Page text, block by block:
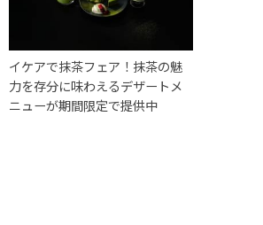
イケアで抹茶フェア！抹茶の魅
力を存分に味わえるデザートメ
ニューが期間限定で提供中